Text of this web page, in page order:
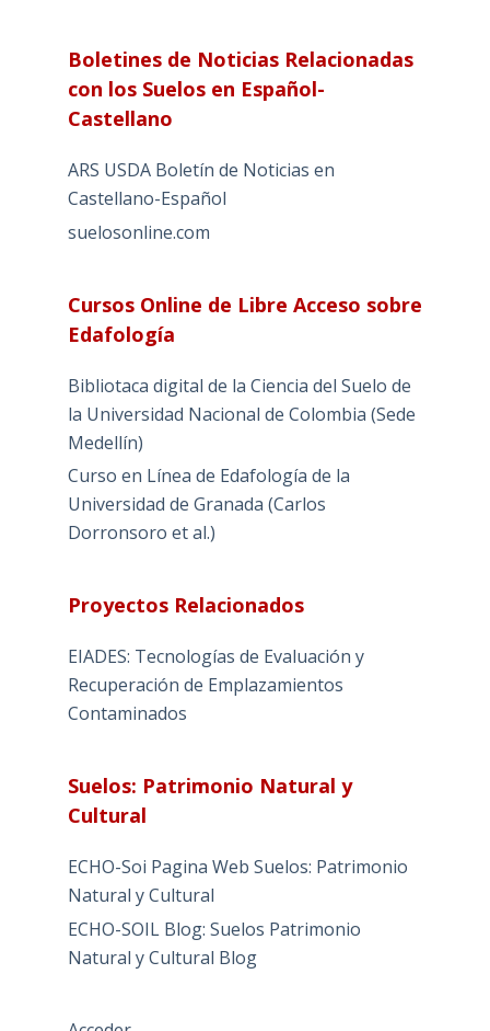
Boletines de Noticias Relacionadas
con los Suelos en Español-
Castellano
ARS USDA Boletín de Noticias en
Castellano-Español
suelosonline.com
Cursos Online de Libre Acceso sobre
Edafología
Bibliotaca digital de la Ciencia del Suelo de
la Universidad Nacional de Colombia (Sede
Medellín)
Curso en Línea de Edafología de la
Universidad de Granada (Carlos
Dorronsoro et al.)
Proyectos Relacionados
EIADES: Tecnologías de Evaluación y
Recuperación de Emplazamientos
Contaminados
Suelos: Patrimonio Natural y
Cultural
ECHO-Soi Pagina Web Suelos: Patrimonio
Natural y Cultural
ECHO-SOIL Blog: Suelos Patrimonio
Natural y Cultural Blog